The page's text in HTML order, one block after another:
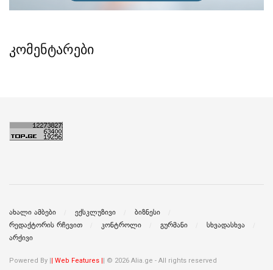
კომენტარები
ახალი ამბები ექსკლუზივი
ბიზნესი
რედაქტორის რჩევით
კონტროლი გურმანი
სხვადასხვა
არქივი
Powered By | | Web Features | | © 2026 Alia.ge - All rights reserved